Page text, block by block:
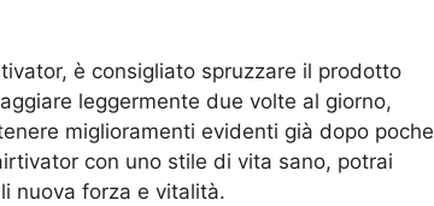
è consigliato spruzzare il prodotto
leggermente due volte al giorno,
miglioramenti evidenti già dopo poche
con uno stile di vita sano, potrai
nuova forza e vitalità.